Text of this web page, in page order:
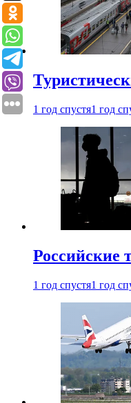
1 год спустя1 год
Российские
1 год спустя1 год